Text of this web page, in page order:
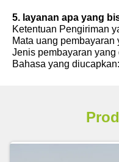
5. layanan apa yang
Ketentuan Pengiriman
Mata uang pembayaran
Jenis pembayaran yang
Bahasa yang